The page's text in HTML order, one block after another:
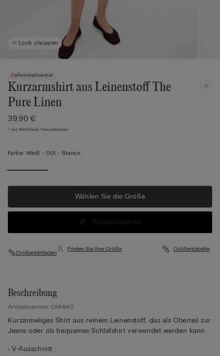
Look shoppen
Personalisierbar
Kurzarmshirt aus Leinenstoff The
Pure Linen
39,90 €
* inkl. MwSt./exkl. Versandkosten
Farbe: Weiß -001 - Bianco
Wählen Sie die Größe
Personalisieren
Größenleitfaden
Finden Sie Ihre Größe Größentabelle
Beschreibung
Artikelnummer: CM164C
Kurzärmeliges Shirt aus reinem Leinenstoff, das als Oberteil zur
Jeans oder als bequemes Schlafshirt verwendet werden kann.
• V-Ausschnitt